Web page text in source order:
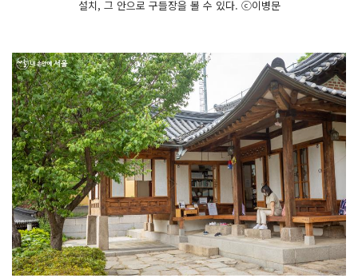
설치, 그 안으로 구들장을 볼 수 있다. ⓒ이병문